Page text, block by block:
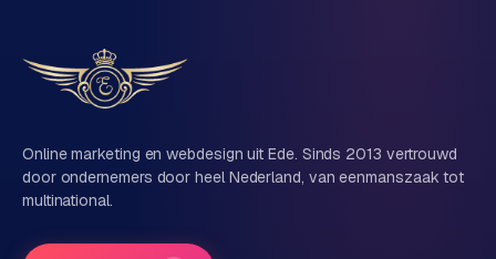
Vertel ons over je project
Naam
Bedrijfsnaam
Online marketing en webdesign uit Ede. Sinds 2013 vertrouwd
door ondernemers door heel Nederland, van eenmanszaak tot
multinational.